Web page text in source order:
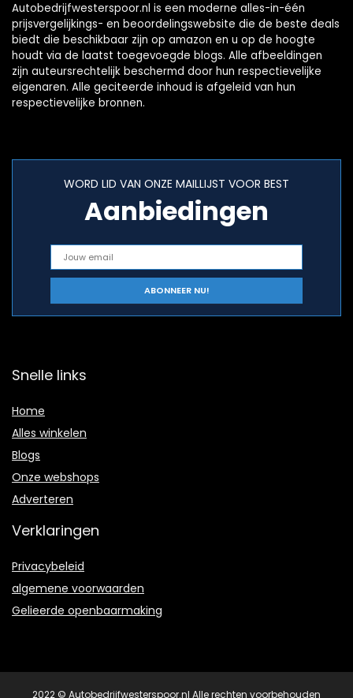
Autobedrijfwesterspoor.nl is een moderne alles-in-één
prijsvergelijkings- en beoordelingswebsite die de beste deals
biedt die beschikbaar zijn op amazon en u op de hoogte
houdt via de laatst toegevoegde blogs. Alle afbeeldingen
zijn auteursrechtelijk beschermd door hun respectievelijke
eigenaren. Alle geciteerde inhoud is afgeleid van hun
respectievelijke bronnen.
WORD LID VAN ONZE MAILLIJST VOOR BEST
Aanbiedingen
Snelle links
Home
Alles winkelen
Blogs
Onze webshops
Adverteren
Verklaringen
Privacybeleid
algemene voorwaarden
Gelieerde openbaarmaking
2022 © Autobedrijfwesterspoor.nl Alle rechten voorbehouden